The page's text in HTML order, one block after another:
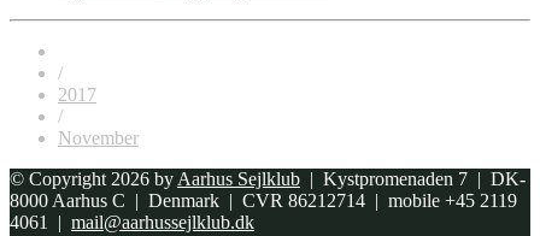
/
2017
/
November
© Copyright 2026 by Aarhus Sejlklub | Kystpromenaden 7 | DK-
8000 Aarhus C | Denmark | CVR 86212714 | mobile +45 2119
4061 | mail@aarhussejlklub.dk